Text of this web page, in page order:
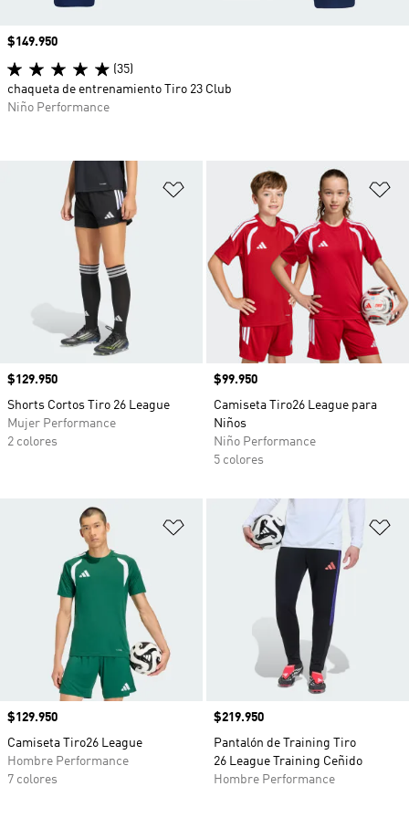
Añadir a la lista de deseos
Precio
$129.950
Shorts Cortos Tiro 26 League
Mujer Performance
2 colores
Precio
$99.950
Camiseta Tiro26 League para
Niños
Niño Performance
5 colores
Añadir a la lista de deseos
Precio
$129.950
Camiseta Tiro26 League
Hombre Performance
7 colores
Precio
$219.950
Pantalón de Training Tiro
26 League Training Ceñido
Hombre Performance
Precio
$149.950
(35)
chaqueta de entrenamiento Tiro 23 Club
Niño Performance